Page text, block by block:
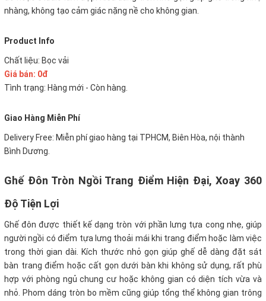
nhàng, không tạo cảm giác nặng nề cho không gian.
Product Info
Chất liệu: Bọc vải
Giá bán: 0đ
Tình trạng: Hàng mới - Còn hàng.
Giao Hàng Miễn Phí
Delivery Free: Miễn phí giao hàng tại TPHCM, Biên Hòa, nội thành
Bình Dương.
Ghế Đôn Tròn Ngồi Trang Điểm Hiện Đại, Xoay 360
Độ Tiện Lợi
Ghế đôn được thiết kế dạng tròn với phần lưng tựa cong nhẹ, giúp
người ngồi có điểm tựa lưng thoải mái khi trang điểm hoặc làm việc
trong thời gian dài. Kích thước nhỏ gọn giúp ghế dễ dàng đặt sát
bàn trang điểm hoặc cất gọn dưới bàn khi không sử dụng, rất phù
hợp với phòng ngủ chung cư hoặc không gian có diện tích vừa và
nhỏ. Phom dáng tròn bo mềm cũng giúp tổng thể không gian trông